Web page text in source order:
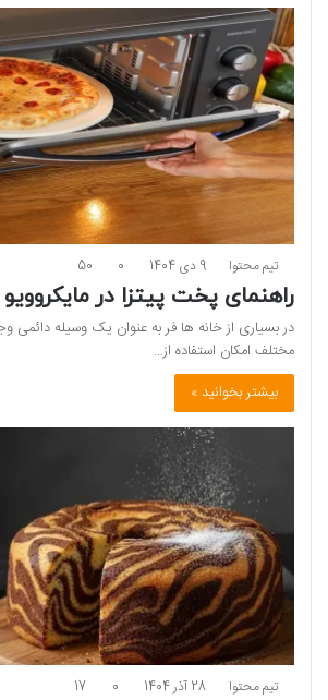
تیم محتوا 9 دی 1404 0
50
راهنمای پخت پیتزا در مایکروویو
در بسیاری از خانه‌ ها فر به ‌عنوان یک وسیله دائمی
مختلف امکان استفاده از…
بیشتر بخوانید »
تیم محتوا 28 آذر 1404 0
17